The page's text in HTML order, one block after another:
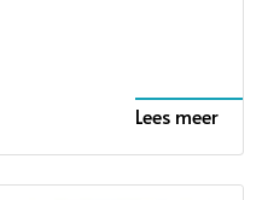
Lees meer